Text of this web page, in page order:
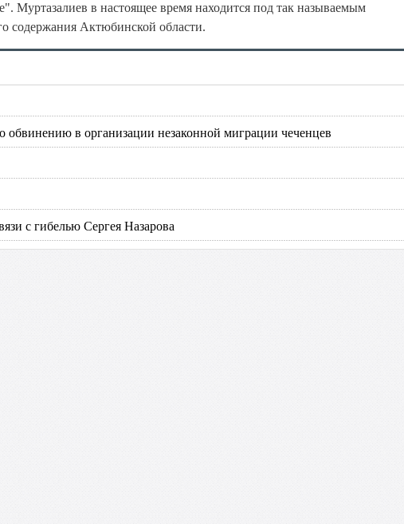
Муртазалиев в настоящее время находится под так называемым
содержания Актюбинской области.
обвинению в организации незаконной миграции чеченцев
с гибелью Сергея Назарова